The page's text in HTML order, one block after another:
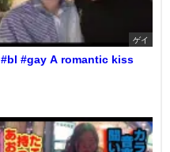
ゲイ
#bl #gay A romantic kiss